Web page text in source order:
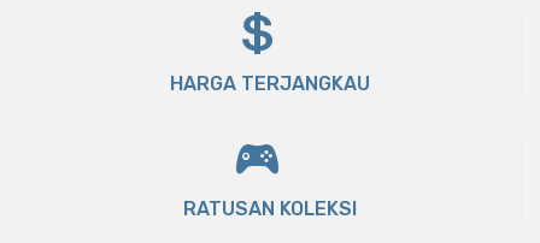
HARGA TERJANGKAU
RATUSAN KOLEKSI